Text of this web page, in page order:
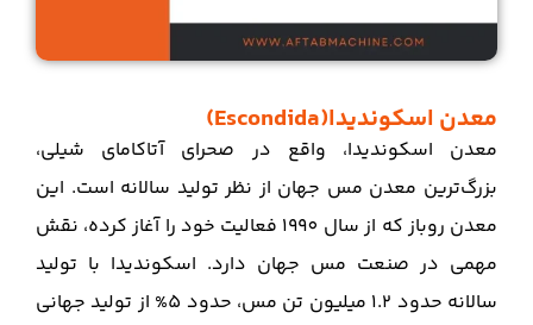
معدن اسکوندیدا(Escondida)
معدن اسکوندیدا، واقع در صحرای آتاکامای شیلی،
بزرگ‌ترین معدن مس جهان از نظر تولید سالانه است. این
معدن روباز که از سال 1990 فعالیت خود را آغاز کرده، نقش
مهمی در صنعت مس جهان دارد. اسکوندیدا با تولید
سالانه حدود 1.2 میلیون تن مس، حدود 5% از تولید جهانی